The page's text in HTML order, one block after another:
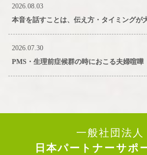
2026.08.03
本音を話すことは、伝え方・タイミングが
2026.07.30
PMS・生理前症候群の時におこる夫婦喧嘩
一般社団法人
日本パートナーサポ